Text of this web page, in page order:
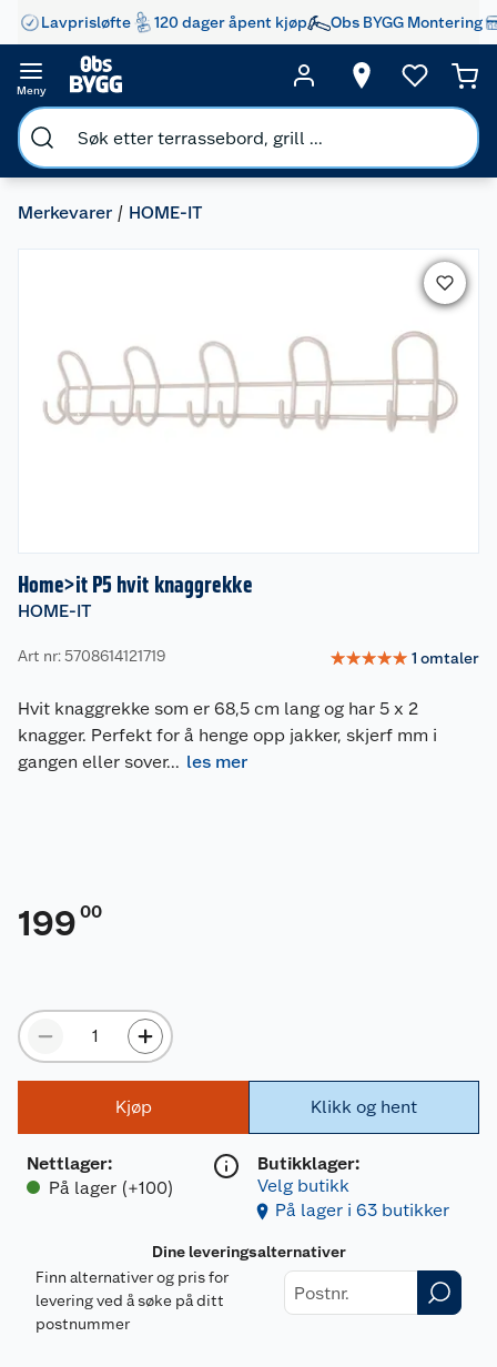
Lavprisløfte 120 dager åpent kjøp Obs BYGG Montering
Meny
Merkevarer HOME-IT
Home>it P5 hvit knaggrekke
HOME-IT
Art nr: 5708614121719 ☆☆☆☆☆ 1 omtaler
Hvit knaggrekke som er 68,5 cm lang og har 5 x 2
knagger. Perfekt for å henge opp jakker, skjerf mm i
gangen eller sover... les mer
199 00
Kjøp
Nettlager:
På lager (+100)
Klikk og hent
Butikklager:
Velg butikk
På lager i 63 butikker
Dine leveringsalternativer
Finn alternativer og pris for
levering ved å søke på ditt
postnummer